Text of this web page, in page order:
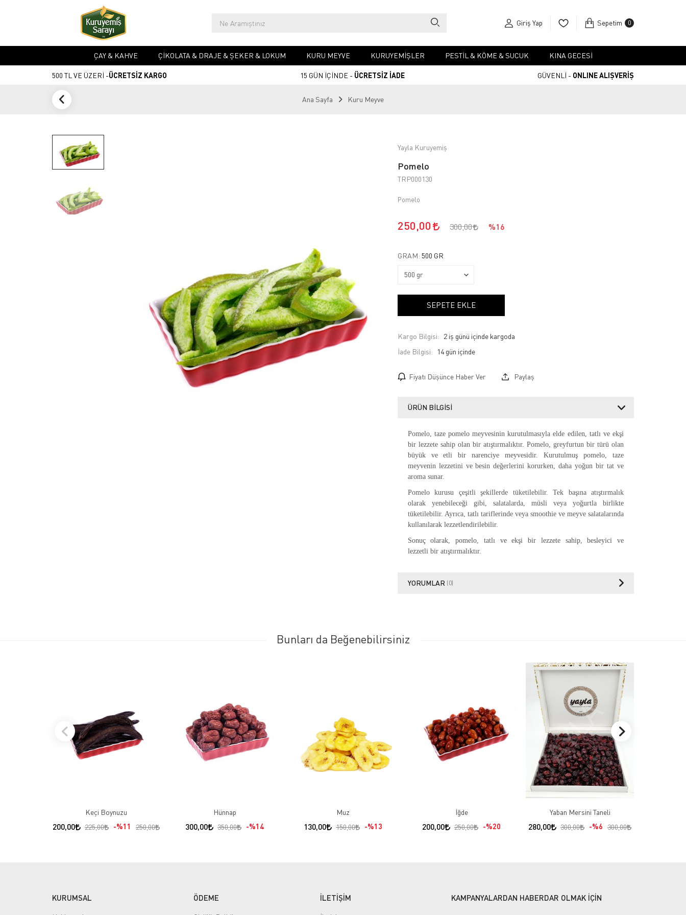
Giriş Yap Sepetim 0
ÇAY & KAHVE ÇIKOLATA & DRAJE & ŞEKER & LOKUM KURU MEYVE KURUYEMIŞLER PESTIL & KÖME & SUCUK KINA GECESI
500 TL VE ÜZERİ -ÜCRETSİZ KARGO 15 GÜN İÇİNDE - ÜCRETSİZ İADE GÜVENLİ - ONLINE ALIŞVERİŞ
Ana Sayfa Kuru Meyve
Yayla Kuruyemiş
Pomelo
TRP000130
Pomelo
250,00 300,00 %16
GRAM: 500 GR
SEPETE EKLE
Kargo Bilgisi: 2 iş günü içinde kargoda
İade Bilgisi:
Fiyatı Düşünce Haber Ver Paylaş
ÜRÜN BILGISI
Pomelo, taze pomelo meyvesinin kurutulmasıyla elde edilen, tatlı ve ekşi
bir lezzete sahip olan bir atıştırmalıktır. Pomelo, greyfurtun bir türü olan
büyük ve etli bir narenciye meyvesidir. Kurutulmuş pomelo, taze
meyvenin lezzetini ve besin değerlerini korurken, daha yoğun bir tat ve
aroma sunar.
Pomelo kurusu çeşitli şekillerde tüketilebilir. Tek başına atıştırmalık
olarak yenebileceği gibi, salatalarda, müsli veya yoğurtla birlikte
tüketilebilir. Ayrıca, tatlı tariflerinde veya smoothie ve meyve salatalarında
kullanılarak lezzetlendirilebilir.
Sonuç olarak, pomelo, tatlı ve ekşi bir lezzete sahip, besleyici ve
lezzetli bir atıştırmalıktır.
YORUMLAR (0)
Bunları da Beğenebilirsiniz
Keçi Boynuzu
200,00 225,00 %11 250,00
Hünnap
300,00 350,00 %14
Muz
130,00 150,00 %13
İğde
200,00 250,00 %20
Yaban Mersini Taneli
280,00 300,00 %6 300,00
KURUMSAL ÖDEME İLETİŞİM KAMPANYALARDAN HABERDAR OLMAK İÇİN